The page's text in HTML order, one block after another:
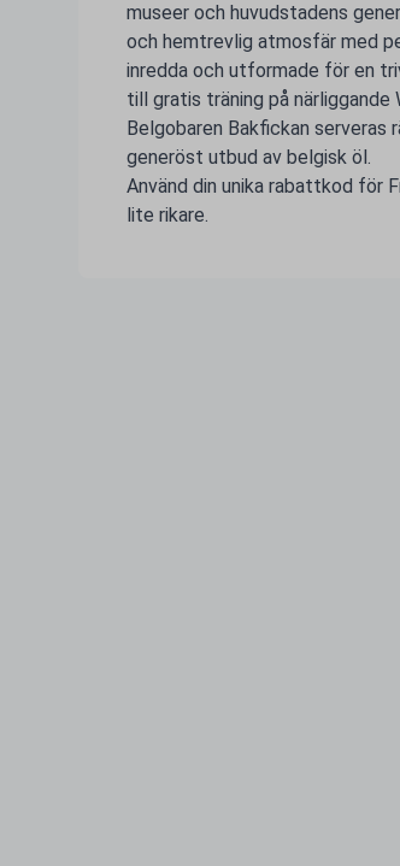
museer och huvudstadens
och hemtrevlig atmosfär med
inredda och utformade för en
till gratis träning på närliggande
Belgobaren Bakfickan
generöst utbud av belgisk öl.
Använd din unika rabattkod för
lite rikare.